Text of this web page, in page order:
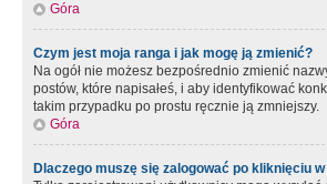
Góra
Czym jest moja ranga i jak mogę ją zmienić?
Na ogół nie możesz bezpośrednio zmienić
postów, które napisałeś, i aby identyfikować
takim przypadku po prostu ręcznie ją zmniejszy.
Góra
Dlaczego muszę się zalogować po kliknięciu